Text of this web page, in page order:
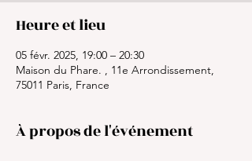
Heure et lieu
05 févr. 2025, 19:00 – 20:30
Maison du Phare. , 11e Arrondissement,
75011 Paris, France
À propos de l'événement